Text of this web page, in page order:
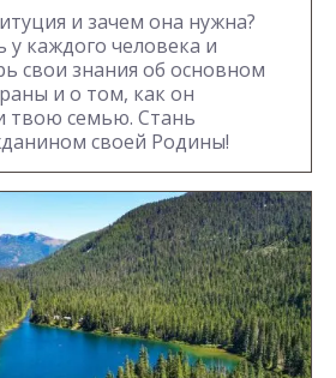
и зачем она нужна?
у каждого человека и
свои знания об основном
и о том, как он
твою семью. Стань
своей Родины!